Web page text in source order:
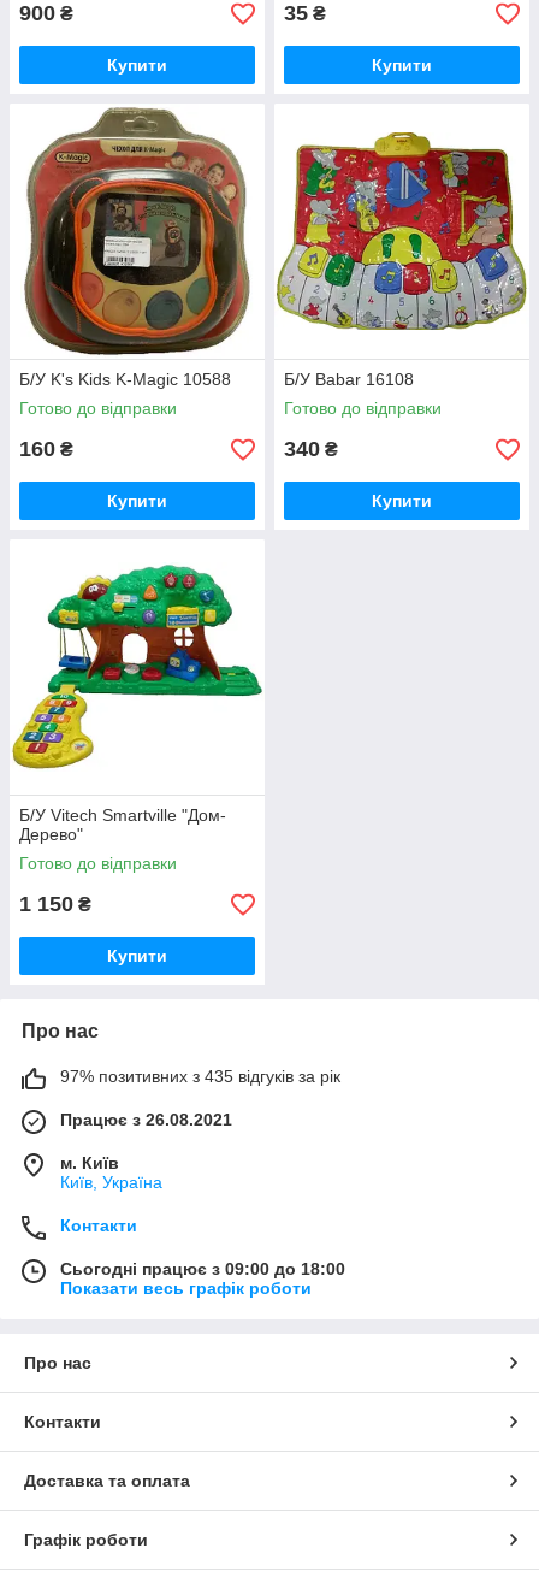
900 ₴
Купити
35 ₴
Купити
Б/У K's Kids K-Magic 10588
Готово до відправки
160 ₴
Купити
Б/У Babar 16108
Готово до відправки
340 ₴
Купити
Б/У Vitech Smartville "Дом-
Дерево"
Готово до відправки
1 150 ₴
Купити
Про нас
97% позитивних з 435 відгуків за рік
Працює з 26.08.2021
м. Київ
Київ, Україна
Контакти
Сьогодні працює з 09:00 до 18:00
Показати весь графік роботи
Про нас
Контакти
Доставка та оплата
Графік роботи